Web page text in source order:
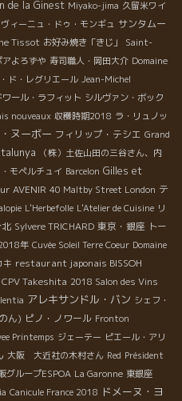
de la Ginest Miyako-jima 久留米ワイ
ィーニュ・ドゥ・モンギュ サンタムー
Tissot お好み焼き「きじ」
Saint-
アよろずや 寿司職人・岡田大介 Domaine
ド・レグリエール Jean-Michel
ワール・ラフィット シルヴァン・ボック
nouveaux 収穫時期2018 ラ・リュノッ
ヌーボー フィリップ・テシエ Grand
（株）土佐山田の三谷さん、内
モペルチュイ Barcelon Gilles et
AVENIR 40 Maltby Street London テ
L'Herbefolle L'Atelier de Cuisine リ
Sylvere TRICHARD 東京・銀座 トー
年 Cuvée Soleil Terre Coeur Domaine
キ restaurant japonais BISSOH
CPV Takeshita 2018 Salon des Vins
アレキサンドル・バン シェフ・
ん) ピノ・ノワール Fronton
Printemps ジェーテー ピエール・アリ
大阪 大近社の木村さん Red Président
グループESPOA La Garonne 東銀座
Canicule France 2018 ドメーヌ・ヨ